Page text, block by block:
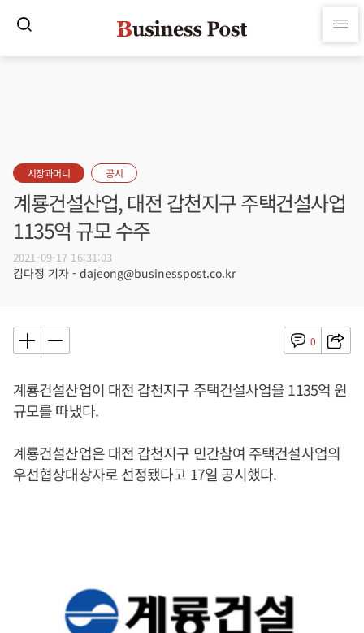
시장과머니 공시
계룡건설산업, 대전 갑천지구 주택건설사업
1135억 규모 수주
2021-09-17 16:31:03
김다정 기자 - dajeong@businesspost.co.kr
0
계룡건설산업이 대전 갑천지구 주택건설사업을 1135억 원
규모를 따냈다.
계룡건설산업은 대전 갑천지구 민간참여 주택건설사업의
우선협상대상자로 선정됐다고 17일 공시했다.